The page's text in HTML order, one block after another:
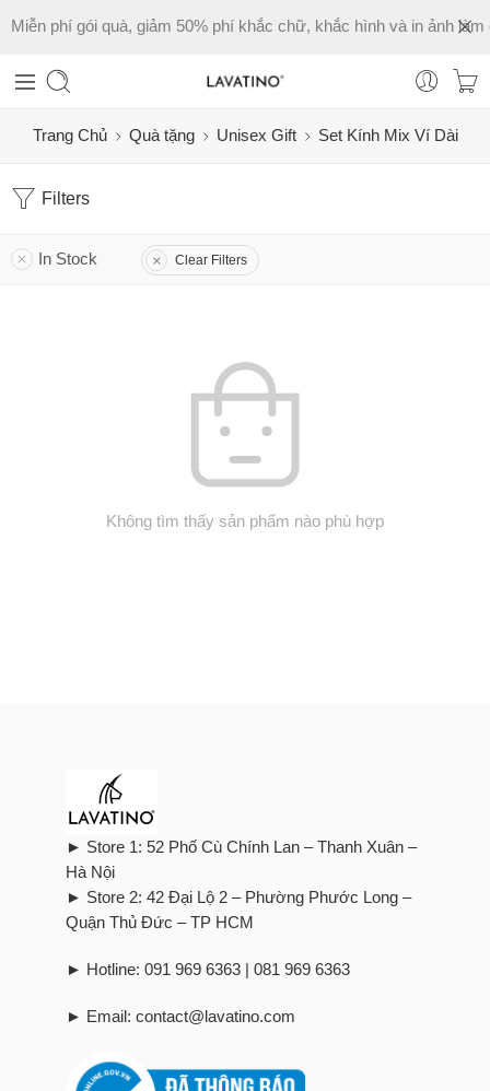
Miễn phí gói quà, giảm 50% phí khắc chữ, khắc hình và in ảnh làm
Trang Chủ Quà tặng Unisex Gift Set Kính Mix Ví Dài
Filters
In Stock Clear Filters
Không tìm thấy sản phẩm nào phù hợp
► Store 1: 52 Phố Cù Chính Lan – Thanh Xuân –
Hà Nội
► Store 2: 42 Đại Lộ 2 – Phường Phước Long –
Quận Thủ Đức – TP HCM
► Hotline: 091 969 6363 | 081 969 6363
► Email: contact@lavatino.com